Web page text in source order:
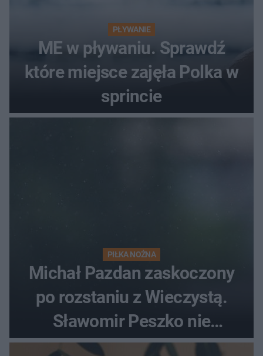
PŁYWANIE
ME w pływaniu. Sprawdź
które miejsce zajęła Polka w
sprincie
PIŁKA NOŻNA
Michał Pazdan zaskoczony
po rozstaniu z Wieczystą.
Sławomir Peszko nie
dotrzymał słowa?